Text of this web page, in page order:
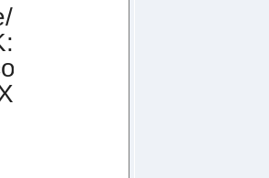
qualityxcellenc